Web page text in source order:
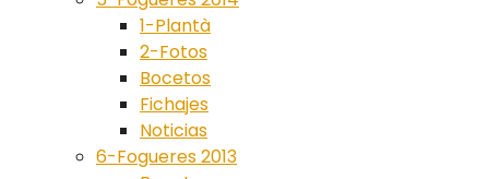
1-Plantà
2-Fotos
Bocetos
Fichajes
Noticias
6-Fogueres 2013